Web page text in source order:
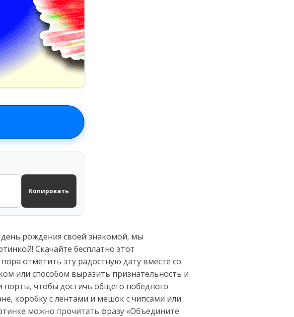
Копировать
рождения своей знакомой, мы
Скачайте бесплатно этот
отметить эту радостную дату вместе со
или способом выразить признательность и
чтобы достичь общего победного
коробку с лентами и мешок с чипсами или
можно прочитать фразу «Объедините